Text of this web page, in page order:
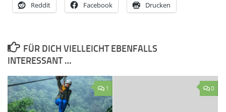
Reddit Facebook Drucken
FÜR DICH VIELLEICHT EBENFALLS
INTERESSANT …
1 0